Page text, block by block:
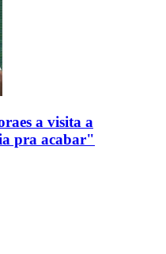
a visita a
pra acabar"